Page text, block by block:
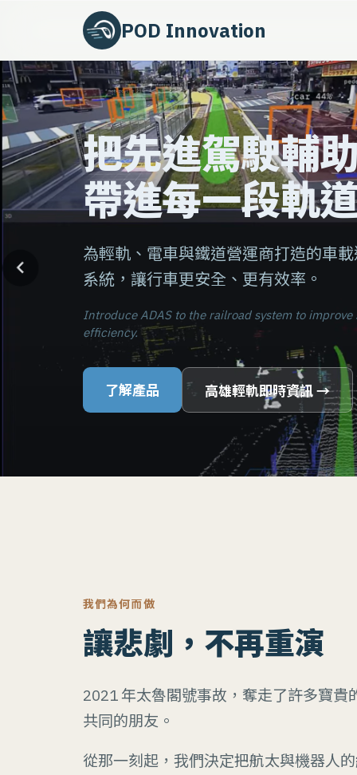
POD Innovation
把先進駕駛輔
帶進每一段軌
為輕軌、電車與鐵道營運商打造的車
系統，讓行車更安全、更有效率。
Introduce ADAS to the railroad system to improve
efficiency.
了解產品 高雄輕軌即時資訊→
我們為何而做
讓悲劇，不再重演
2021 年太魯閣號事故，奪走了許多寶
共同的朋友。
從那一刻起，我們決定把航太與機器人